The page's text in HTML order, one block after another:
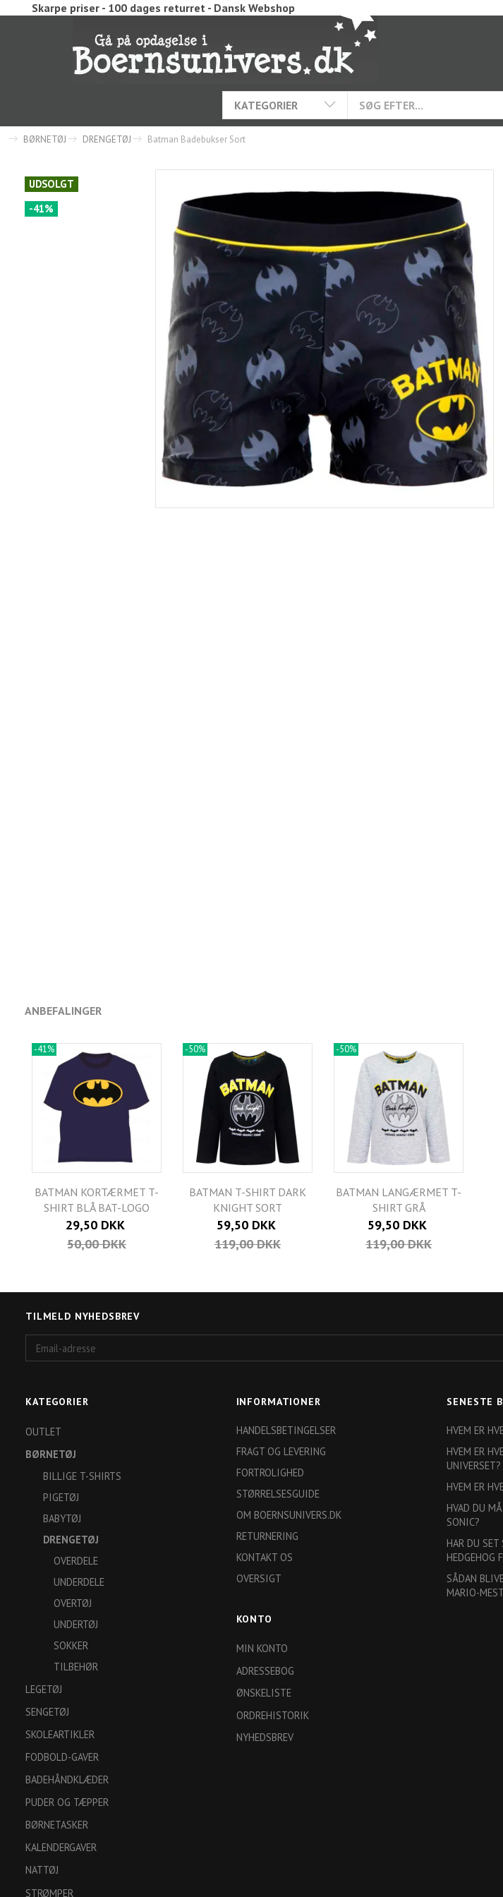
Skarpe priser - 100 dages returret - Dansk Webshop
KATEGORIER
BØRNETØJ DRENGETØJ Batman Badebukser Sort
UDSOLGT
-41%
ANBEFALINGER
-41%
BATMAN KORTÆRMET T-
SHIRT BLÅ BAT-LOGO
29,50 DKK
50,00 DKK
-50%
BATMAN T-SHIRT DARK
KNIGHT SORT
59,50 DKK
119,00 DKK
-50%
BATMAN LANGÆRMET T-
SHIRT GRÅ
59,50 DKK
119,00 DKK
TILMELD NYHEDSBREV
adresse
KATEGORIER
OUTLET
BØRNETØJ
BILLIGE T-SHIRTS
PIGETØJ
BABYTØJ
DRENGETØJ
OVERDELE
UNDERDELE
OVERTØJ
UNDERTØJ
SOKKER
TILBEHØR
LEGETØJ
SENGETØJ
SKOLEARTIKLER
FODBOLD-GAVER
BADEHÅNDKLÆDER
PUDER OG TÆPPER
BØRNETASKER
KALENDERGAVER
NATTØJ
STRØMPER
INFORMATIONER
HANDELSBETINGELSER
FRAGT OG LEVERING
FORTROLIGHED
STØRRELSESGUIDE
OM BOERNSUNIVERS.DK
RETURNERING
KONTAKT OS
OVERSIGT
KONTO
MIN KONTO
ADRESSEBOG
ØNSKELISTE
ORDREHISTORIK
NYHEDSBREV
SENESTE
HVEM ER
HVEM ER
UNIVERSET?
HVEM ER
HVAD DU
SONIC?
HAR DU
HEDGEHOG
SÅDAN
MARIO-